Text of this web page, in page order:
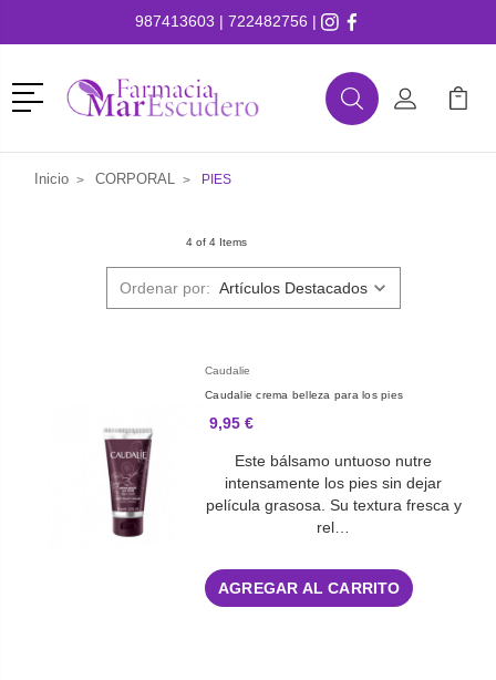
987413603 | 722482756 |
Menú
BuscarMi Cuenta
Mi
Inicio CORPORAL PIES
4 of 4 Items
Ordenar por:
Caudalie
Caudalie crema belleza para los pies
9,95 €
Este bálsamo untuoso nutre
intensamente los pies sin dejar
película grasosa. Su textura fresca y
rel…
AGREGAR AL CARRITO